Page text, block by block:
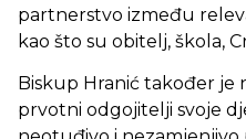
partnerstvo između
kao što su obitelj, škola,
Biskup Hranić također je
prvotni odgojitelji svoje